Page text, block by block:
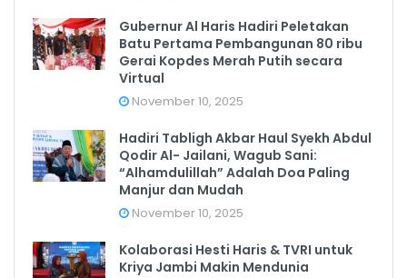
Gubernur Al Haris Hadiri Peletakan
Batu Pertama Pembangunan 80 ribu
Gerai Kopdes Merah Putih secara
Virtual
November 10, 2025
Hadiri Tabligh Akbar Haul Syekh Abdul
Qodir Al- Jailani, Wagub Sani:
“Alhamdulillah” Adalah Doa Paling
Manjur dan Mudah
November 10, 2025
Kolaborasi Hesti Haris & TVRI untuk
Kriya Jambi Makin Mendunia